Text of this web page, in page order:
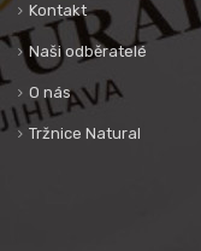
Kontakt
Naši odběratelé
O nás
Tržnice Natural